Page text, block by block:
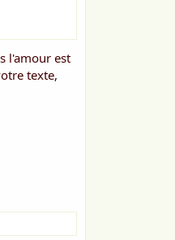
l'amour est
texte,